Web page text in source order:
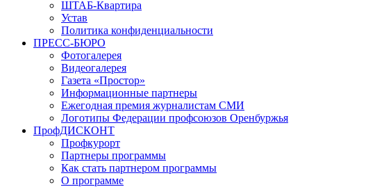
ШТАБ-Квартира
Устав
Политика конфиденциальности
ПРЕСС-БЮРО
Фотогалерея
Видеогалерея
Газета «Простор»
Информационные партнеры
Ежегодная премия журналистам СМИ
Логотипы Федерации профсоюзов Оренбуржья
ПрофДИСКОНТ
Профкурорт
Партнеры программы
Как стать партнером программы
О программе